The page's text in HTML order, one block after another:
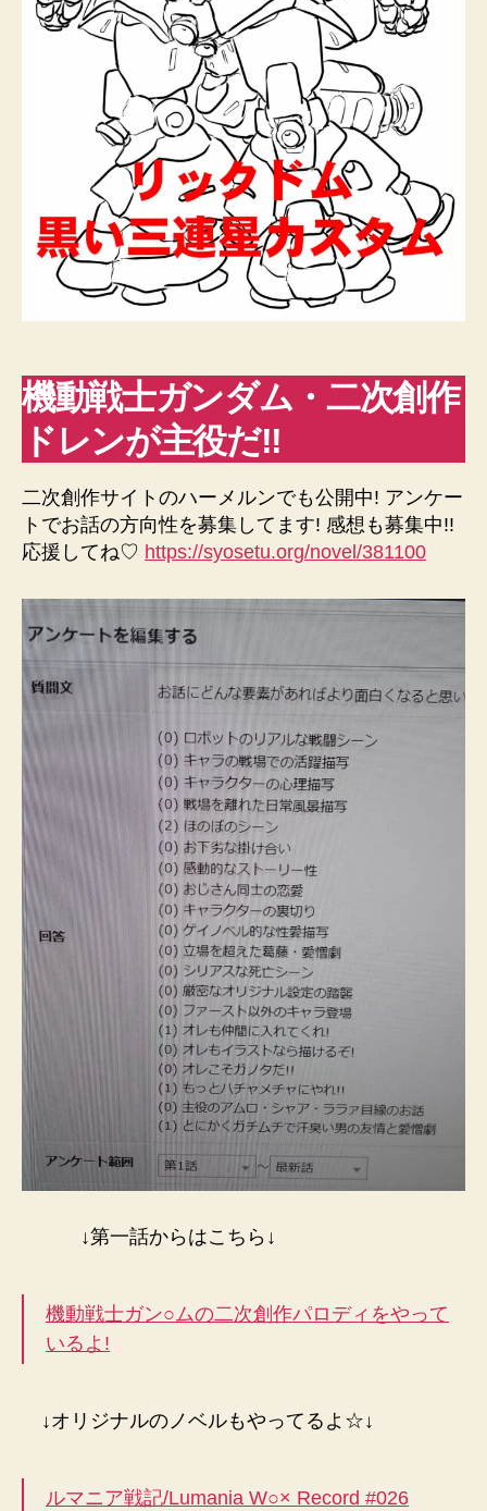
機動戦士ガンダム・二次創作
ドレンが主役だ!!
二次創作サイトのハーメルンでも公開中! アンケー
トでお話の方向性を募集してます! 感想も募集中!!
応援してね♡ https://syosetu.org/novel/381100
↓第一話からはこちら↓
機動戦士ガン○ムの二次創作パロディをやって
いるよ!
↓オリジナルのノベルもやってるよ☆↓
ルマニア戦記/Lumania W○× Record #026